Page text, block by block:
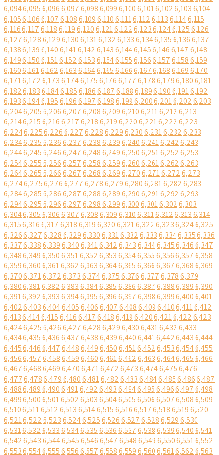
6,0946,0956,0966,0976,0986,0996,1006,1016,1026,1036,104
6,1056,1066,1076,1086,1096,1106,1116,1126,1136,1146,115
6,1166,1176,1186,1196,1206,1216,1226,1236,1246,1256,126
6,1276,1286,1296,1306,1316,1326,1336,1346,1356,1366,137
6,1386,1396,1406,1416,1426,1436,1446,1456,1466,1476,148
6,1496,1506,1516,1526,1536,1546,1556,1566,1576,1586,159
6,1606,1616,1626,1636,1646,1656,1666,1676,1686,1696,170
6,1716,1726,1736,1746,1756,1766,1776,1786,1796,1806,181
6,1826,1836,1846,1856,1866,1876,1886,1896,1906,1916,192
6,1936,1946,1956,1966,1976,1986,1996,2006,2016,2026,203
6,2046,2056,2066,2076,2086,2096,2106,2116,2126,213
6,2146,2156,2166,2176,2186,2196,2206,2216,2226,223
6,2246,2256,2266,2276,2286,2296,2306,2316,2326,233
6,2346,2356,2366,2376,2386,2396,2406,2416,2426,243
6,2446,2456,2466,2476,2486,2496,2506,2516,2526,253
6,2546,2556,2566,2576,2586,2596,2606,2616,2626,263
6,2646,2656,2666,2676,2686,2696,2706,2716,2726,273
6,2746,2756,2766,2776,2786,2796,2806,2816,2826,283
6,2846,2856,2866,2876,2886,2896,2906,2916,2926,293
6,2946,2956,2966,2976,2986,2996,3006,3016,3026,303
6,3046,3056,3066,3076,3086,3096,3106,3116,3126,3136,314
6,3156,3166,3176,3186,3196,3206,3216,3226,3236,3246,325
6,3266,3276,3286,3296,3306,3316,3326,3336,3346,3356,336
6,3376,3386,3396,3406,3416,3426,3436,3446,3456,3466,347
6,3486,3496,3506,3516,3526,3536,3546,3556,3566,3576,358
6,3596,3606,3616,3626,3636,3646,3656,3666,3676,3686,369
6,3706,3716,3726,3736,3746,3756,3766,3776,3786,379
6,3806,3816,3826,3836,3846,3856,3866,3876,3886,3896,390
6,3916,3926,3936,3946,3956,3966,3976,3986,3996,4006,401
6,4026,4036,4046,4056,4066,4076,4086,4096,4106,4116,412
6,4136,4146,4156,4166,4176,4186,4196,4206,4216,4226,423
6,4246,4256,4266,4276,4286,4296,4306,4316,4326,433
6,4346,4356,4366,4376,4386,4396,4406,4416,4426,4436,444
6,4456,4466,4476,4486,4496,4506,4516,4526,4536,4546,455
6,4566,4576,4586,4596,4606,4616,4626,4636,4646,4656,466
6,4676,4686,4696,4706,4716,4726,4736,4746,4756,476
6,4776,4786,4796,4806,4816,4826,4836,4846,4856,4866,487
6,4886,4896,4906,4916,4926,4936,4946,4956,4966,4976,498
6,4996,5006,5016,5026,5036,5046,5056,5066,5076,5086,509
6,5106,5116,5126,5136,5146,5156,5166,5176,5186,5196,520
6,5216,5226,5236,5246,5256,5266,5276,5286,5296,530
6,5316,5326,5336,5346,5356,5366,5376,5386,5396,5406,541
6,5426,5436,5446,5456,5466,5476,5486,5496,5506,5516,552
6,5536,5546,5556,5566,5576,5586,5596,5606,5616,5626,563